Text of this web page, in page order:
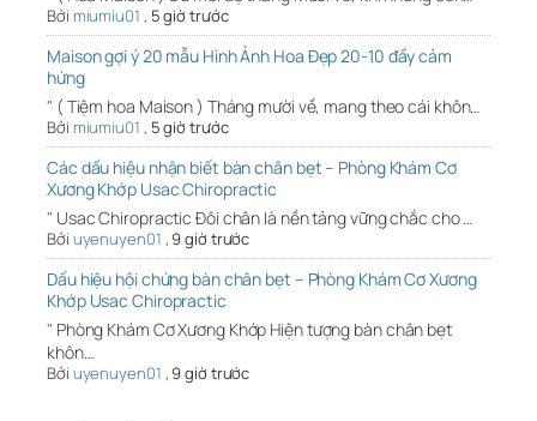
Bởi miumiu01 , 5 giờ trước
Maison gợi ý 20 mẫu Hình Ảnh Hoa Đẹp 20-10 đầy cảm
hứng
" ( Tiệm hoa Maison ) Tháng mười về, mang theo cái khôn…
Bởi miumiu01 , 5 giờ trước
Các dấu hiệu nhận biết bàn chân bẹt – Phòng Khám Cơ
Xương Khớp Usac Chiropractic
" Usac Chiropractic Đôi chân là nền tảng vững chắc cho …
Bởi uyenuyen01 ,9 giờ trước
Dấu hiệu hội chứng bàn chân bẹt – Phòng Khám Cơ Xương
Khớp Usac Chiropractic
" Phòng Khám Cơ Xương Khớp Hiện tượng bàn chân bẹt
khôn…
Bởi uyenuyen01 ,9 giờ trước